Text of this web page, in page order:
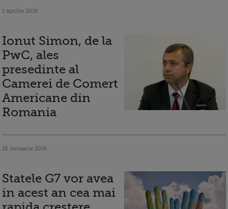
1 aprilie 2016
Ionut Simon, de la
PwC, ales
presedinte al
Camerei de Comert
Americane din
Romania
18 ianuarie 2016
Statele G7 vor avea
in acest an cea mai